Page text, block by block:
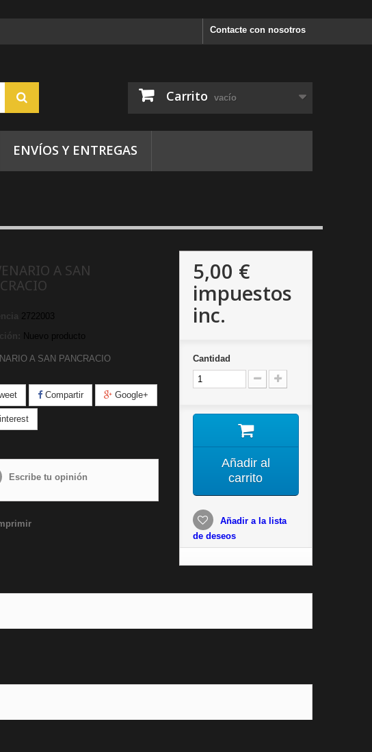
Contacte con nosotros
Carrito vacío
ENVÍOS Y ENTREGAS
A SAN
2722003
Nuevo producto
A SAN PANCRACIO
Compartir Google+
Escribe tu opinión
5,00 €
impuestos
inc.
Cantidad
Añadir al
carrito
Añadir a la lista
de deseos